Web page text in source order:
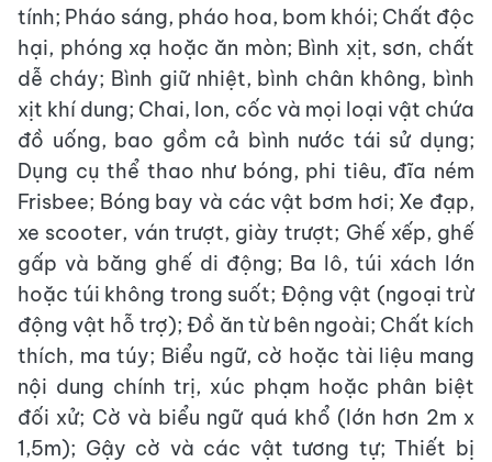
tính; Pháo sáng, pháo hoa, bom khói; Chất độc
hại, phóng xạ hoặc ăn mòn; Bình xịt, sơn, chất
dễ cháy; Bình giữ nhiệt, bình chân không, bình
xịt khí dung; Chai, lon, cốc và mọi loại vật chứa
đồ uống, bao gồm cả bình nước tái sử dụng;
Dụng cụ thể thao như bóng, phi tiêu, đĩa ném
Frisbee; Bóng bay và các vật bơm hơi; Xe đạp,
xe scooter, ván trượt, giày trượt; Ghế xếp, ghế
gấp và băng ghế di động; Ba lô, túi xách lớn
hoặc túi không trong suốt; Động vật (ngoại trừ
động vật hỗ trợ); Đồ ăn từ bên ngoài; Chất kích
thích, ma túy; Biểu ngữ, cờ hoặc tài liệu mang
nội dung chính trị, xúc phạm hoặc phân biệt
đối xử; Cờ và biểu ngữ quá khổ (lớn hơn 2m x
1,5m); Gậy cờ và các vật tương tự; Thiết bị